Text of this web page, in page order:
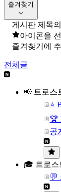
즐겨찾기
게시판 제목의
아이콘을
즐겨찾기에
전체글
📢 트로스
⭐
🏆
공
🎓 트로스
💬